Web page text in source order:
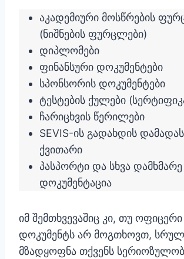
აკადემიური მოსწრების
(ნიშნების ფურცლები)
დიპლომები
ფინანსური დოკუმენტები
სპონსორის დოკუმენტები
ტესტების ქულები
ჩარიცხვის წერილები
SEVIS-ის გადახდის
ქვითარი
პასპორტი და სხვა დამხმარე
დოკუმენტაცია
იმ შემთხვევაშიც კი, თუ
დოკუმენტს არ მოგთხოვთ,
მზადყოფნა თქვენს